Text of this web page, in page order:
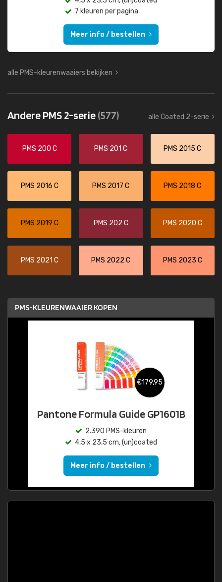
7 kleuren per pagina
Meer info / bestellen
alle PMS-kleurenwaaiers bekijken
Andere PMS 2-serie(577) alle Coated 2-serie
PMS 200 C PMS 201 C PMS 2015 C
PMS 2016 C PMS 2017 C PMS 2018 C
PMS 2019 C PMS 202 C PMS 2020 C
PMS 2021 C PMS 2022 C PMS 2023 C
PMS-KLEURENWAAIER KOPEN
€179,95
Pantone Formula Guide GP1601B
2.390 PMS-kleuren
4,5 x 23,5 cm, (un)coated
Meer info / bestellen